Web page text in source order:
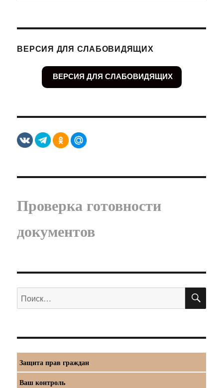
ВЕРСИЯ ДЛЯ СЛАБОВИДЯЩИХ
ВЕРСИЯ ДЛЯ СЛАБОВИДЯЩИХ
Проверка готовности
документов
Искать:
Защита прав граждан
Ваш контроль